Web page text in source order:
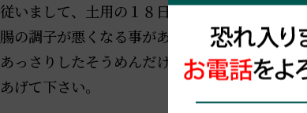
従いまして、土用の１８日間は、脾が頑張りま
腸の調子が悪くなる事がありますので、特に夏
あっさりしたそうめんだけで済ますことなく、
あげて下さい。